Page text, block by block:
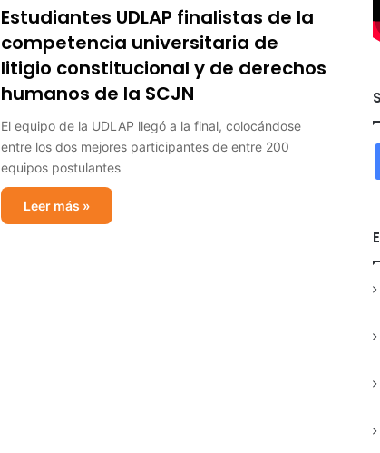
Estudiantes UDLAP finalistas de la
competencia universitaria de
litigio constitucional y de derechos
humanos de la SCJN
El equipo de la UDLAP llegó a la final, colocándose
entre los dos mejores participantes de entre 200
equipos postulantes
Leer más »